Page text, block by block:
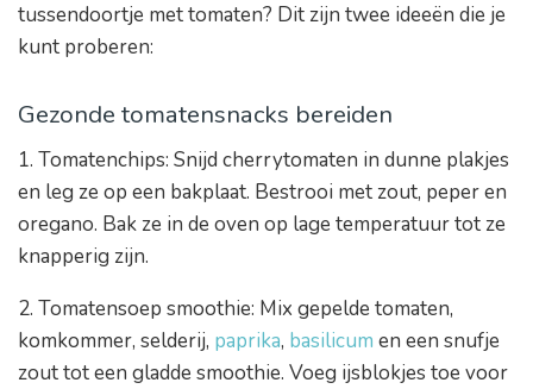
tussendoortje met tomaten? Dit zijn twee ideeën die je
kunt proberen:
Gezonde tomatensnacks bereiden
1. Tomatenchips: Snijd cherrytomaten in dunne plakjes
en leg ze op een bakplaat. Bestrooi met zout, peper en
oregano. Bak ze in de oven op lage temperatuur tot ze
knapperig zijn.
2. Tomatensoep smoothie: Mix gepelde tomaten,
komkommer, selderij, paprika, basilicum en een snufje
zout tot een gladde smoothie. Voeg ijsblokjes toe voor